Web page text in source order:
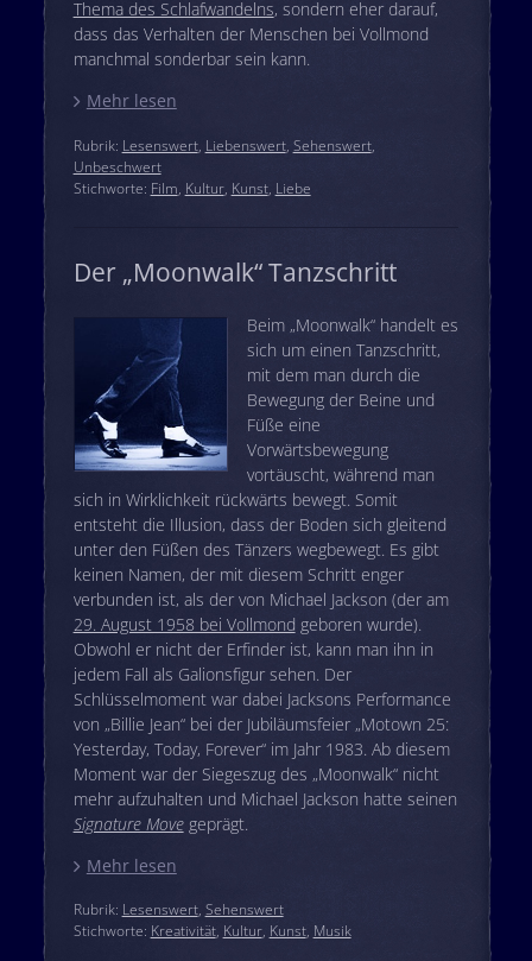
Thema des Schlafwandelns, sondern eher darauf,
dass das Verhalten der Menschen bei Vollmond
manchmal sonderbar sein kann.
Mehr lesen
Rubrik: Lesenswert, Liebenswert, Sehenswert,
Unbeschwert
Stichworte: Film, Kultur, Kunst, Liebe
Der „Moonwalk“ Tanzschritt
Beim „Moonwalk“ handelt es
sich um einen Tanzschritt,
mit dem man durch die
Bewegung der Beine und
Füße eine
Vorwärtsbewegung
vortäuscht, während man
sich in Wirklichkeit rückwärts bewegt. Somit
entsteht die Illusion, dass der Boden sich gleitend
unter den Füßen des Tänzers wegbewegt. Es gibt
keinen Namen, der mit diesem Schritt enger
verbunden ist, als der von Michael Jackson (der am
29. August 1958 bei Vollmond geboren wurde).
Obwohl er nicht der Erfinder ist, kann man ihn in
jedem Fall als Galionsfigur sehen. Der
Schlüsselmoment war dabei Jacksons Performance
von „Billie Jean“ bei der Jubiläumsfeier „Motown 25:
Yesterday, Today, Forever“ im Jahr 1983. Ab diesem
Moment war der Siegeszug des „Moonwalk“ nicht
mehr aufzuhalten und Michael Jackson hatte seinen
Signature Movegeprägt.
Mehr lesen
Rubrik: Lesenswert, Sehenswert
Stichworte: Kreativität, Kultur, Kunst, Musik